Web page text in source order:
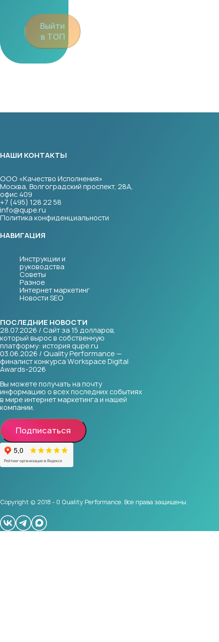
Выйти
в ТОП
НАШИ КОНТАКТЫ
ООО «Качество Исполнения»
Москва, Волгоградский проспект, 28А,
офис 409
+7 (495) 128 22 58
info@qupe.ru
Политика конфиденциальности
НАВИГАЦИЯ
Инструкции и
руководства
Советы
Разное
Интернет маркетинг
Новости SEO
ПОСЛЕДНИЕ НОВОСТИ
28.07.2026 / Сайт за 15 долларов,
который вырос в собственную
платформу: история qupe.ru
03.06.2026 / Quality Performance —
финалист конкурса Workspace Digital
Awards-2026
Вы можете получать на почту
информацию о всех последних событиях
в мире интернет маркетинга и нашей
компании.
Подписаться
Copyright © 2018 - 0 Quality Performance. Все права защищены.